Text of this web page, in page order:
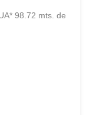
98.72 mts. de